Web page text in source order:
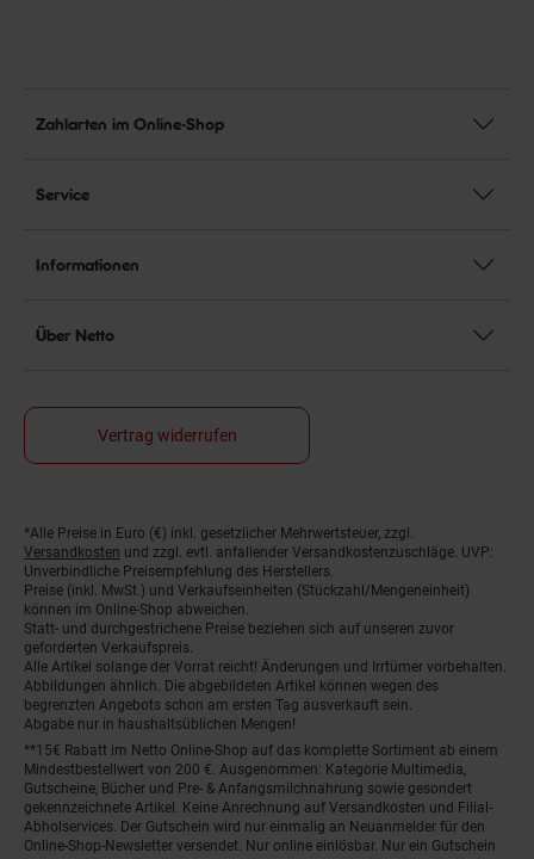
Zahlarten im Online-Shop
Service
Informationen
Über Netto
Vertrag widerrufen
Fußnoten
*Alle Preise in Euro (€) inkl. gesetzlicher Mehrwertsteuer, zzgl.
Versandkosten und zzgl. evtl. anfallender Versandkostenzuschläge. UVP:
Unverbindliche Preisempfehlung des Herstellers.
Preise (inkl. MwSt.) und Verkaufseinheiten (Stückzahl/Mengeneinheit)
können im Online-Shop abweichen.
Statt- und durchgestrichene Preise beziehen sich auf unseren zuvor
geforderten Verkaufspreis.
Alle Artikel solange der Vorrat reicht! Änderungen und Irrtümer vorbehalten.
Abbildungen ähnlich. Die abgebildeten Artikel können wegen des
begrenzten Angebots schon am ersten Tag ausverkauft sein.
Abgabe nur in haushaltsüblichen Mengen!
**15€ Rabatt im Netto Online-Shop auf das komplette Sortiment ab einem
Mindestbestellwert von 200 €. Ausgenommen: Kategorie Multimedia,
Gutscheine, Bücher und Pre- & Anfangsmilchnahrung sowie gesondert
gekennzeichnete Artikel. Keine Anrechnung auf Versandkosten und Filial-
Abholservices. Der Gutschein wird nur einmalig an Neuanmelder für den
Online-Shop-Newsletter versendet. Nur online einlösbar. Nur ein Gutschein